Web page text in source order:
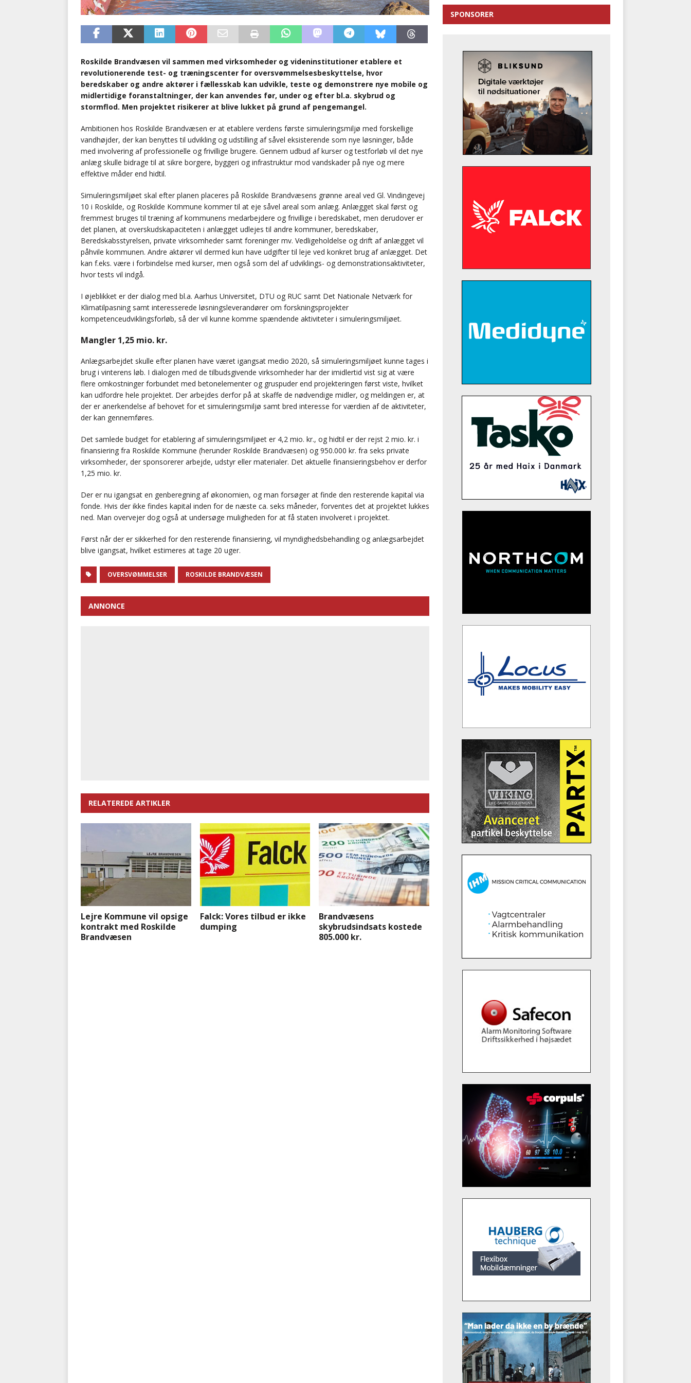
Roskilde Brandvæsen vil sammen med virksomheder og videninstitutioner etablere et
revolutionerende test- og træningscenter for oversvømmelsesbeskyttelse, hvor
beredskaber og andre aktører i fællesskab kan udvikle, teste og demonstrere nye mobile og
midlertidige foranstaltninger, der kan anvendes før, under og efter bl.a. skybrud og
stormflod. Men projektet risikerer at blive lukket på grund af pengemangel.
Ambitionen hos Roskilde Brandvæsen er at etablere verdens første simuleringsmiljø med forskellige
vandhøjder, der kan benyttes til udvikling og udstilling af såvel eksisterende som nye løsninger, både
med involvering af professionelle og frivillige brugere. Gennem udbud af kurser og testforløb vil det nye
anlæg skulle bidrage til at sikre borgere, byggeri og infrastruktur mod vandskader på nye og mere
effektive måder end hidtil.
Simuleringsmiljøet skal efter planen placeres på Roskilde Brandvæsens grønne areal ved Gl. Vindingevej
10 i Roskilde, og Roskilde Kommune kommer til at eje såvel areal som anlæg. Anlægget skal først og
fremmest bruges til træning af kommunens medarbejdere og frivillige i beredskabet, men derudover er
det planen, at overskudskapaciteten i anlægget udlejes til andre kommuner, beredskaber,
Beredskabsstyrelsen, private virksomheder samt foreninger mv. Vedligeholdelse og drift af anlægget vil
påhvile kommunen. Andre aktører vil dermed kun have udgifter til leje ved konkret brug af anlægget. Det
kan f.eks. være i forbindelse med kurser, men også som del af udviklings- og demonstrationsaktiviteter,
hvor tests vil indgå.
I øjeblikket er der dialog med bl.a. Aarhus Universitet, DTU og RUC samt Det Nationale Netværk for
Klimatilpasning samt interesserede løsningsleverandører om forskningsprojekter
kompetenceudviklingsforløb, så der vil kunne komme spændende aktiviteter i simuleringsmiljøet.
Mangler 1,25 mio. kr.
Anlægsarbejdet skulle efter planen have været igangsat medio 2020, så simuleringsmiljøet kunne tages i
brug i vinterens løb. I dialogen med de tilbudsgivende virksomheder har der imidlertid vist sig at være
flere omkostninger forbundet med betonelementer og gruspuder end projekteringen først viste, hvilket
kan udfordre hele projektet. Der arbejdes derfor på at skaffe de nødvendige midler, og meldingen er, at
der er anerkendelse af behovet for et simuleringsmiljø samt bred interesse for værdien af de aktiviteter,
der kan gennemføres.
Det samlede budget for etablering af simuleringsmiljøet er 4,2 mio. kr., og hidtil er der rejst 2 mio. kr. i
finansiering fra Roskilde Kommune (herunder Roskilde Brandvæsen) og 950.000 kr. fra seks private
virksomheder, der sponsorerer arbejde, udstyr eller materialer. Det aktuelle finansieringsbehov er derfor
1,25 mio. kr.
Der er nu igangsat en genberegning af økonomien, og man forsøger at finde den resterende kapital via
fonde. Hvis der ikke findes kapital inden for de næste ca. seks måneder, forventes det at projektet lukkes
ned. Man overvejer dog også at undersøge muligheden for at få staten involveret i projektet.
Først når der er sikkerhed for den resterende finansiering, vil myndighedsbehandling og anlægsarbejdet
blive igangsat, hvilket estimeres at tage 20 uger.
OVERSVØMMELSER ROSKILDE BRANDVÆSEN
ANNONCE
RELATEREDE ARTIKLER
Lejre Kommune vil opsige
kontrakt med Roskilde
Brandvæsen
Falck: Vores tilbud er ikke
dumping
Brandvæsens
skybrudsindsats kostede
805.000 kr.
SPONSORER